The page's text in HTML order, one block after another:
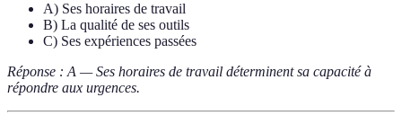
A) Ses horaires de travail
B) La qualité de ses outils
C) Ses expériences passées
Réponse : A — Ses horaires de travail déterminent sa capacité à
répondre aux urgences.